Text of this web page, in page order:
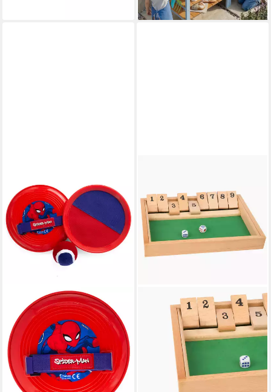
lieferbar - in 4-5 Werktagen bei dir
SPIDERMAN
Spiel Catch Ball Spiel Set mit
2 Handpaddles und Ball
Fangspiel für Kinder
ab 9,95 €
lieferbar - in 4-5 Werktagen bei dir